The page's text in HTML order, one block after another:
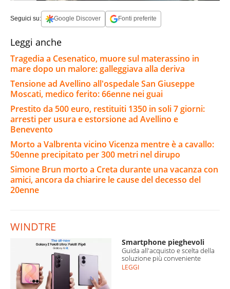
Seguici su: Google Discover Fonti preferite
Leggi anche
Tragedia a Cesenatico, muore sul materassino in
mare dopo un malore: galleggiava alla deriva
Tensione ad Avellino all'ospedale San Giuseppe
Moscati, medico ferito: 66enne nei guai
Prestito da 500 euro, restituiti 1350 in soli 7 giorni:
arresti per usura e estorsione ad Avellino e
Benevento
Morto a Valbrenta vicino Vicenza mentre è a cavallo:
50enne precipitato per 300 metri nel dirupo
Simone Brun morto a Creta durante una vacanza con
amici, ancora da chiarire le cause del decesso del
20enne
WINDTRE
Smartphone pieghevoli
Guida all'acquisto e scelta della
soluzione più conveniente
LEGGI